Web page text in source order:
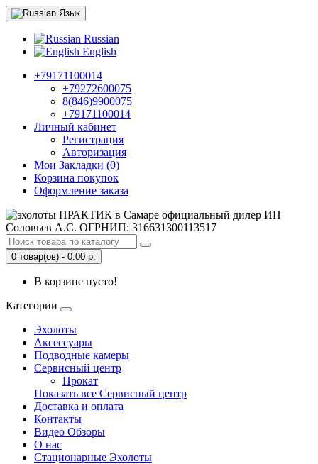
Язык
Russian
English
+79171100014
+79272600075
8(846)9900075
+79171100014
Личный кабинет
Регистрация
Авторизация
Мои Закладки (0)
Корзина покупок
Оформление заказа
0 товар(ов) - 0.00 р.
В корзине пусто!
Категории
Эхолоты
Аксессуары
Подводные камеры
Сервисный центр
Прокат
Показать все Сервисный центр
Доставка и оплата
Контакты
Видео Обзоры
О нас
Стационарные Эхолоты